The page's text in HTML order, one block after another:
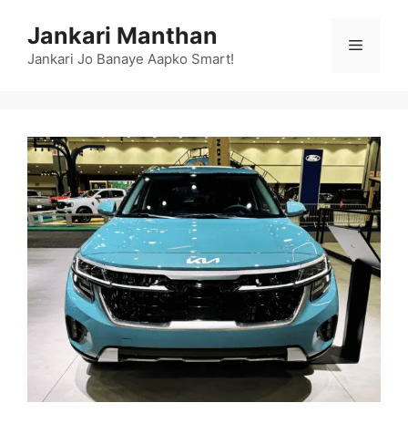
content
Jankari Manthan
Jankari Jo Banaye Aapko Smart!
Menu